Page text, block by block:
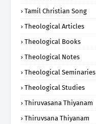
Tamil Christian Song
Theological Articles
Theological Books
Theological Notes
Theological Seminaries
Theological Studies
Thiruvasana Thiyanam
Thiruvsana Thiyanam